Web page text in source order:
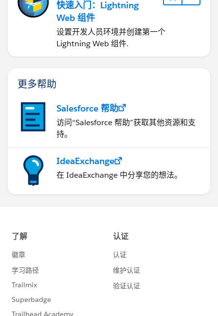
快速入门：Lightning
Web 组件
设置开发人员环境并创建第一个
Lightning Web 组件.
更多帮助
Salesforce 帮助
访问“Salesforce 帮助”获取其他资源和支
持。
IdeaExchange
在 IdeaExchange 中分享您的想法。